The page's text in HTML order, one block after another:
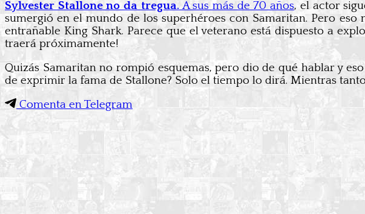
Sylvester Stallone no da tregua.A sus más de 70 años, el actor
sumergió en el mundo de los superhéroes con Samaritan. Pero
entrañable King Shark. Parece que el veterano está dispuesto a
traerá próximamente!
Quizás Samaritan no rompió esquemas, pero dio de qué hablar y
de exprimir la fama de Stallone? Solo el tiempo lo dirá. Mientras
Comenta en Telegram